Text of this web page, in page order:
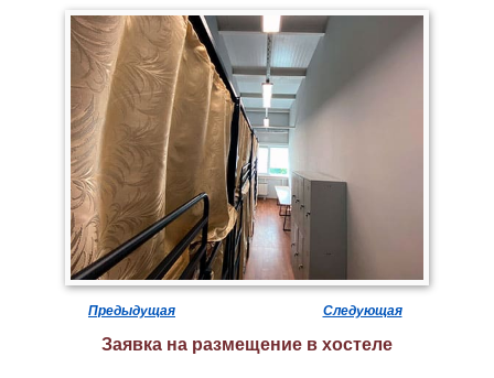
Предыдущая Следующая
Заявка на размещение в хостеле